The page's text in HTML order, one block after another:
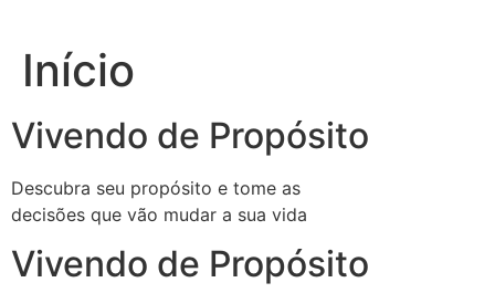
conteúdo
Início
Vivendo de Propósito
Descubra seu propósito e tome as
decisões que vão mudar a sua vida
Vivendo de Propósito